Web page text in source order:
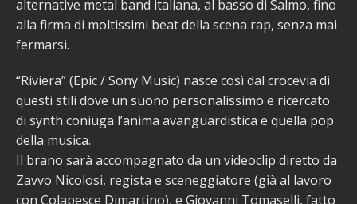
alternative metal band italiana, al basso di Salmo, fino
alla firma di moltissimi beat della scena rap, senza mai
fermarsi.
“Riviera” (Epic / Sony Music) nasce così dal crocevia di
questi stili dove un suono personalissimo e ricercato
di synth coniuga l’anima avanguardistica e quella pop
della musica.
Il brano sarà accompagnato da un videoclip diretto da
Zavvo Nicolosi, regista e sceneggiatore (già al lavoro
con Colapesce Dimartino), e Giovanni Tomaselli, fatto